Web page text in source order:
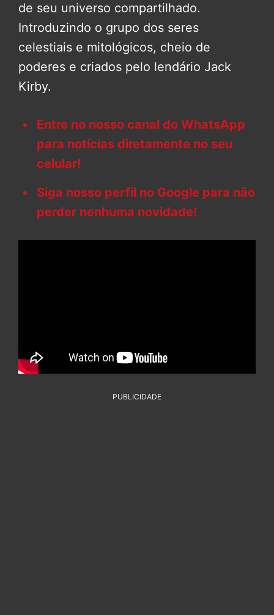
de seu universo compartilhado.
Introduzindo o grupo dos seres
celestiais e mitológicos, cheio de
poderes e criados pelo lendário Jack
Kirby.
Entre no nosso canal do WhatsApp
para notícias diretamente no seu
celular!
Siga nosso perfil no Google para não
perder nenhuma novidade!
PUBLICIDADE